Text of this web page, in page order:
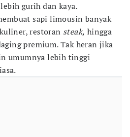
gurih dan kaya.
sapi limousin banyak
restoran steak, hingga
premium. Tak heran jika
umumnya lebih tinggi